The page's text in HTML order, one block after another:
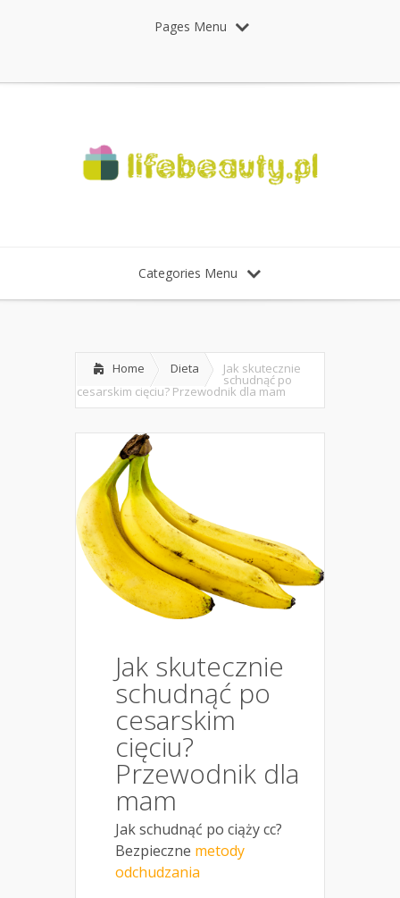
Pages Menu
Categories Menu
Home Dieta Jak skutecznie
schudnąć po
cesarskim cięciu? Przewodnik dla mam
Jak skutecznie
schudnąć po
cesarskim
cięciu?
Przewodnik dla
mam
Jak schudnąć po ciąży cc?
Bezpieczne metody
odchudzania